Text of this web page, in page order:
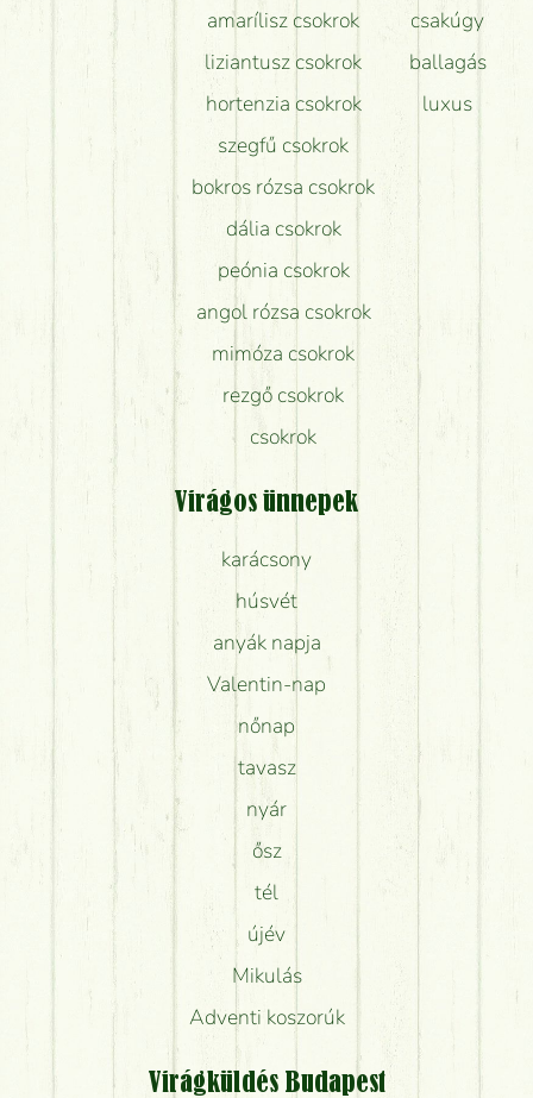
amarílisz csokrok
liziantusz csokrok
hortenzia csokrok
szegfű csokrok
bokros rózsa csokrok
dália csokrok
peónia csokrok
angol rózsa csokrok
mimóza csokrok
rezgő csokrok
csokrok
csakúgy
ballagás
luxus
Virágos ünnepek
karácsony
húsvét
anyák napja
Valentin-nap
nőnap
tavasz
nyár
ősz
tél
újév
Mikulás
Adventi koszorúk
Virágküldés Budapest